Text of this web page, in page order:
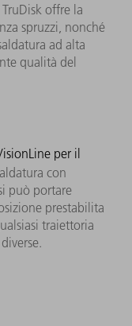
offre la
spruzzi, nonché
ad alta
qualità del
con
può portare
prestabilita
traiettoria
per il